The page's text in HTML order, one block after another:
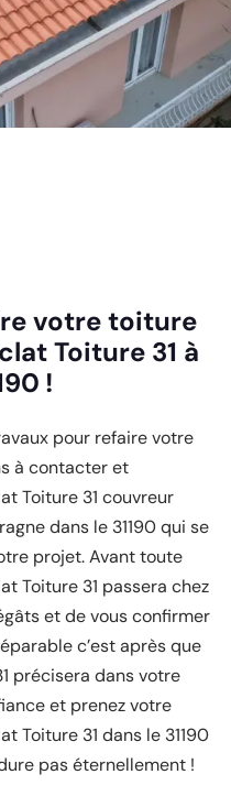
votre toiture
Toiture 31 à
!
pour refaire votre
à contacter et
Toiture 31 couvreur
dans le 31190 qui se
projet. Avant toute
Toiture 31 passera chez
et de vous confirmer
c’est après que
précisera dans votre
et prenez votre
Toiture 31 dans le 31190
pas éternellement !